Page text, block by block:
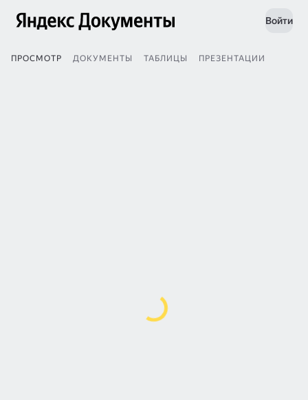
Войти
ПРОСМОТР ДОКУМЕНТЫ ТАБЛИЦЫ ПРЕЗЕНТАЦИИ